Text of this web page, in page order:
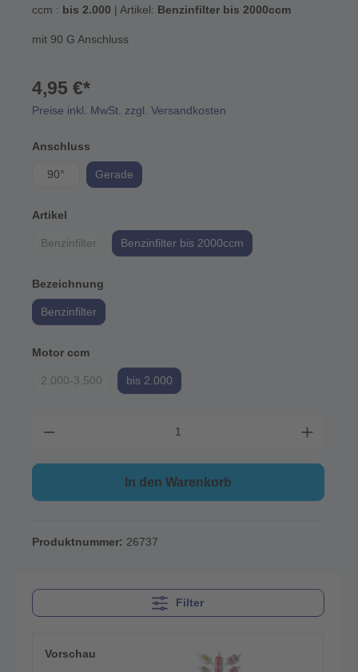
ccm : bis 2.000 | Artikel: Benzinfilter bis 2000ccm
mit 90 G Anschluss
4,95 €*
Preise inkl. MwSt. zzgl. Versandkosten
Anschluss
90° Gerade
Artikel
Benzinfilter Benzinfilter bis 2000ccm
Bezeichnung
Benzinfilter
Motor ccm
2.000-3.500 bis 2.000
In den Warenkorb
Produktnummer: 26737
Filter
Vorschau